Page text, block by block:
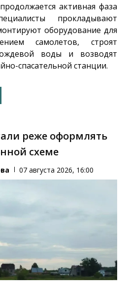
активная фаза
прокладывают
оборудование для
самолетов, строят
воды и возводят
спасательной станции.
реже оформлять
схеме
07 августа 2026, 16:00